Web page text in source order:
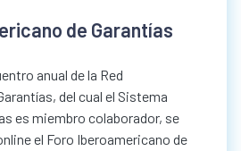
de Garantías
anual de la Red
del cual el Sistema
es miembro colaborador, se
el Foro Iberoamericano de